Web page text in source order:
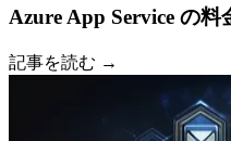
Azure App Service の
記事を読む →